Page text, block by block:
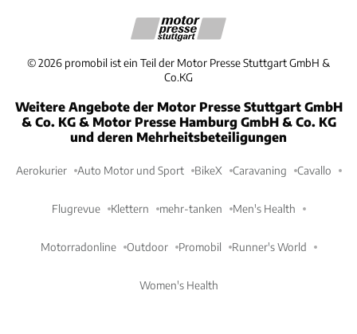
©2026 promobil ist ein Teil der Motor Presse Stuttgart GmbH &
Co.KG
Weitere Angebote der Motor Presse Stuttgart GmbH
& Co. KG & Motor Presse Hamburg GmbH & Co. KG
und deren Mehrheitsbeteiligungen
Aerokurier Auto Motor und Sport BikeX Caravaning Cavallo
Flugrevue Klettern mehr-tanken Men's Health
Motorradonline Outdoor Promobil Runner's World
Women's Health